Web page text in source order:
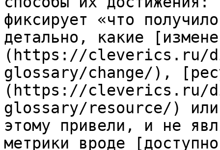
фиксирует «что
детально, какие
(https://cleverics.ru/
glossary/change/),
(https://cleverics.ru/
glossary/resource/) или
этому привели, и не
метрики вроде